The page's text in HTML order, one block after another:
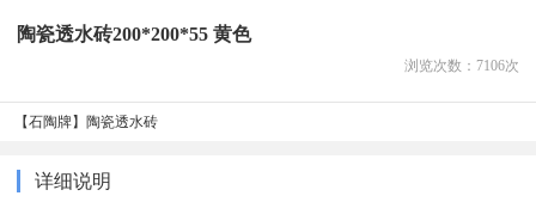
陶瓷透水砖200*200*55 黄色
浏览次数： 7106次
【石陶牌】陶瓷透水砖
详细说明